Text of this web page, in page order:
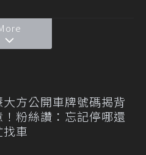
大方公開車牌號碼揭背
！粉絲讚：忘記停哪還
車